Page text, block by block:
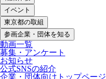
イベント
東京都の取組
参画企業・団体を知る
動画一覧
募集・アンケート
お知らせ
公式SNSの紹介
企業・団体向けトップページ